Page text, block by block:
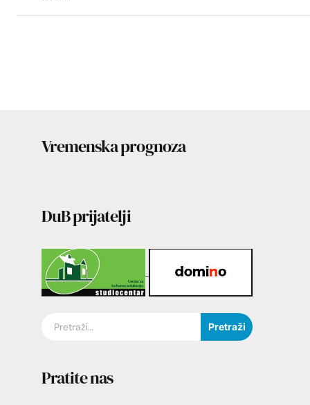
Vremenska prognoza
DuB prijatelji
Pretraži
Pratite nas